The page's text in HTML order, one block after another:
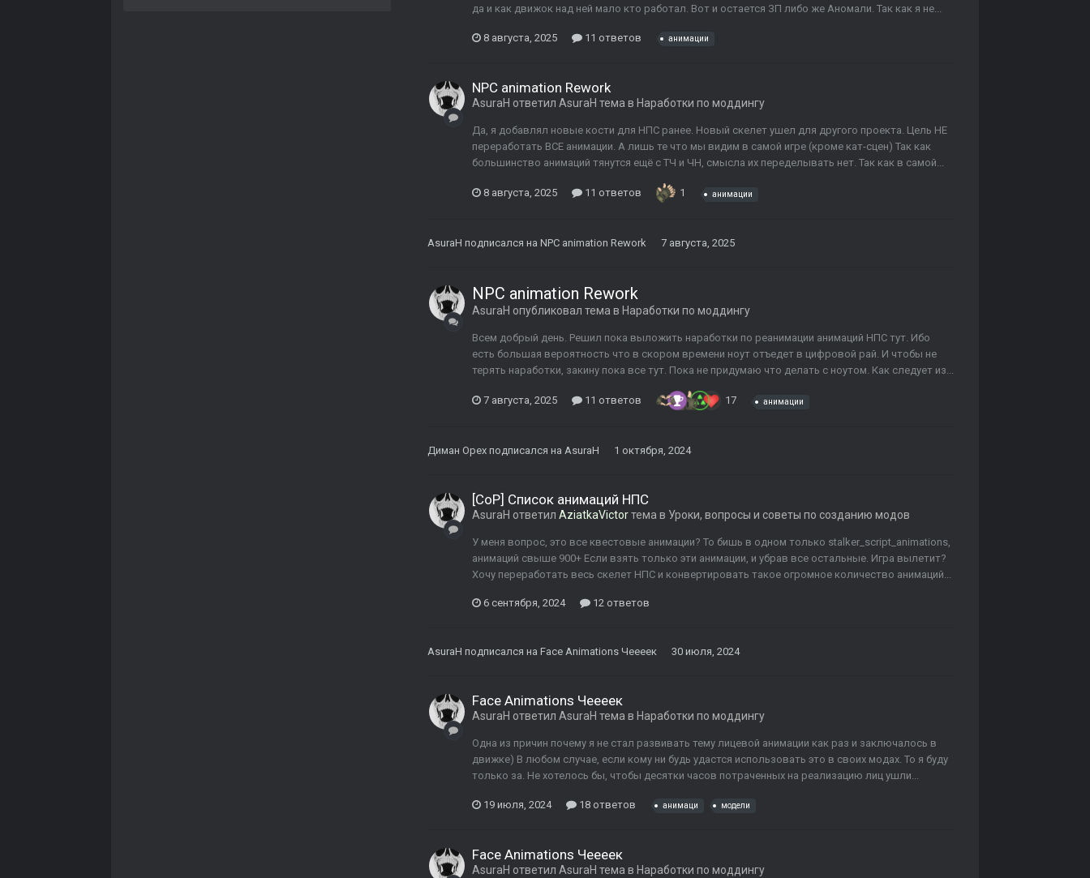
да и как движок над ней мало кто работал. Вот и остается ЗП либо же Аномали. Так как я не...
8 августа, 2025 11 ответов анимации
NPC animation Rework
AsuraH ответил AsuraH тема в Наработки по моддингу
Да, я добавлял новые кости для НПС ранее. Новый скелет ушел для другого проекта. Цель НЕ
переработать ВСЕ анимации. А лишь те что мы видим в самой игре (кроме кат-сцен) Так как
большинство анимаций тянутся ещё с ТЧ и ЧН, смысла их переделывать нет. Так как в самой...
8 августа, 2025 11 ответов 1 анимации
AsuraH подписался на NPC animation Rework 7 августа, 2025
NPC animation Rework
AsuraH опубликовал тема в Наработки по моддингу
Всем добрый день. Решил пока выложить наработки по реанимации анимаций НПС тут. Ибо
есть большая вероятность что в скором времени ноут отъедет в цифровой рай. И чтобы не
терять наработки, закину пока все тут. Пока не придумаю что делать с ноутом. Как следует из...
7 августа, 2025 11 ответов 17 анимации
Диман Орех подписался на AsuraH 1 октября, 2024
[CoP] Список анимаций НПС
AsuraH ответил AziatkaVictorтема в Уроки, вопросы и советы по созданию модов
У меня вопрос, это все квестовые анимации? То бишь в одном только stalker_script_animations,
анимаций свыше 900+ Если взять только эти анимации, и убрав все остальные. Игра вылетит?
Хочу переработать весь скелет НПС и конвертировать такое огромное количество анимаций...
6 сентября, 2024 12 ответов
AsuraH подписался на Face Animations Чеееек 30 июля, 2024
Face Animations Чеееек
AsuraH ответил AsuraH тема в Наработки по моддингу
Одна из причин почему я не стал развивать тему лицевой анимации как раз и заключалось в
движке) В любом случае, если кому ни будь удастся использовать это в своих модах. То я буду
только за. Не хотелось бы, чтобы десятки часов потраченных на реализацию лиц ушли...
19 июля, 2024 18 ответов анимаци модели
Face Animations Чеееек
AsuraH ответил AsuraH тема в Наработки по моддингу